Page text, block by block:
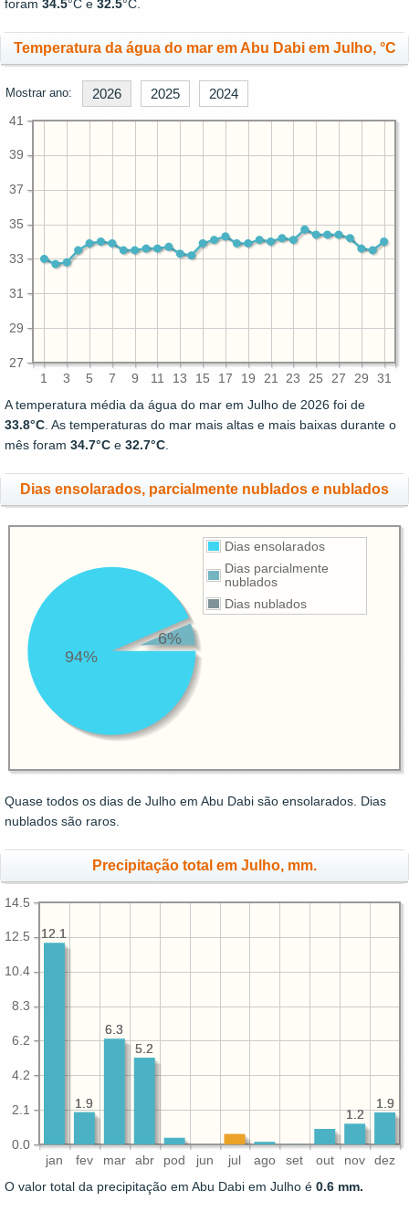
foram 34.5°C e 32.5°C.
Temperatura da água do mar em Abu Dabi em Julho, °C
Mostrar ano: 2026 2025 2024
1 3 5 7 9 11 13 15 17 19 21 23 25 27 29 31
27
29
31
33
35
37
39
41
A temperatura média da água do mar em Julho de 2026 foi de
33.8°C . As temperaturas do mar mais altas e mais baixas durante o
mês foram 34.7°C e 32.7°C
Dias ensolarados, parcialmente nublados e nublados
Dias ensolarados
Dias parcialmente
nublados
Dias nublados
94%
6%
Quase todos os dias de Julho em Abu Dabi são ensolarados. Dias
nublados são raros.
Precipitação total em Julho, mm.
jan fev mar abr pod jun jul ago set out nov dez
0.0
2.1
4.2
6.2
8.3
10.4
12.5
14.5
1.9
1.2
5.2
6.3
1.9
12.1
1.9
1.2
5.2
6.3
1.9
12.1
O valor total da precipitação em Abu Dabi em Julho é 0.6 mm.